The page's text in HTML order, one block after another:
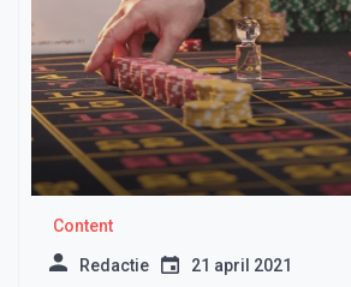
Content
Redactie 21 april 2021